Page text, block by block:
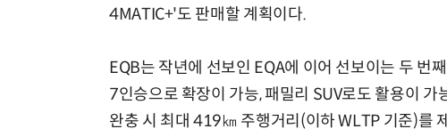
4MATIC+'도 판매할 계획이다.
EQB는 작년에 선보인 EQA에 이어 선보이는 두 번
7인승으로 확장이 가능, 패밀리 SUV로도 활용이
완충 시 최대 419㎞ 주행거리(이하 WLTP 기준)를